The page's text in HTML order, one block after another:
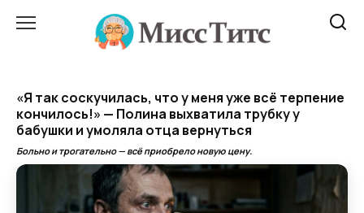
«Я так соскучилась, что у меня уже всё терпение
кончилось!» — Полина выхватила трубку у
бабушки и умоляла отца вернуться
Больно и трогательно — всё приобрело новую цену.